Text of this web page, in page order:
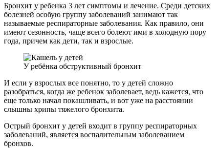
Бронхит у ребенка 3 лет симптомы и лечение. Среди детских
болезней особую группу заболеваний занимают так
называемые респираторные заболевания. Как правило, они
имеют сезонность, чаще всего болеют ими в холодную пору
года, причем как дети, так и взрослые.
У ребёнка обструктивный бронхит
И если у взрослых все понятно, то у детей сложно
разобраться, когда же ребенок заболевает, ведь кажется, что
еще только начал покашливать, и вот уже на расстоянии
слышны хрипы тяжелого бронхита.
Острый бронхит у детей входит в группу респираторных
заболеваний, является воспалительным заболеванием
бронхов.